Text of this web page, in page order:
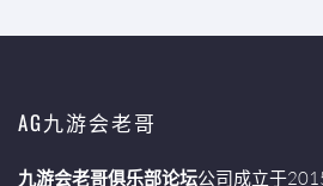
AG九游会老哥
九游会老哥俱乐部论坛公司成立于